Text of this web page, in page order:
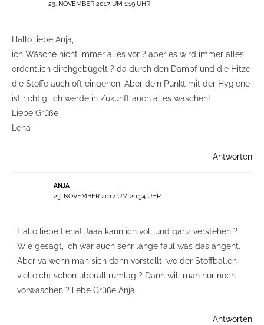
23. NOVEMBER 2017 UM 1:19 UHR
Hallo liebe Anja,
ich Wäsche nicht immer alles vor ? aber es wird immer alles
ordentlich dirchgebügelt ? da durch den Dampf und die Hitze
die Stoffe auch oft eingehen. Aber dein Punkt mit der Hygiene
ist richtig, ich werde in Zukunft auch alles waschen!
Liebe Grüße
Lena
Antworten
ANJA
23. NOVEMBER 2017 UM 20:34 UHR
Hallo liebe Lena! Jaaa kann ich voll und ganz verstehen ?
Wie gesagt, ich war auch sehr lange faul was das angeht.
Aber va wenn man sich dann vorstellt, wo der Stoffballen
vielleicht schon überall rumlag ? Dann will man nur noch
vorwaschen ? liebe Grüße Anja
Antworten